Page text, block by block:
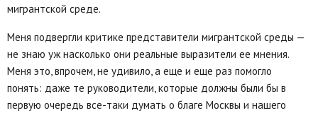
мигрантской среде.
Меня подвергли критике представители мигрантской среды —
не знаю уж насколько они реальные выразители ее мнения.
Меня это, впрочем, не удивило, а еще и еще раз помогло
понять: даже те руководители, которые должны были бы в
первую очередь все-таки думать о благе Москвы и нашего